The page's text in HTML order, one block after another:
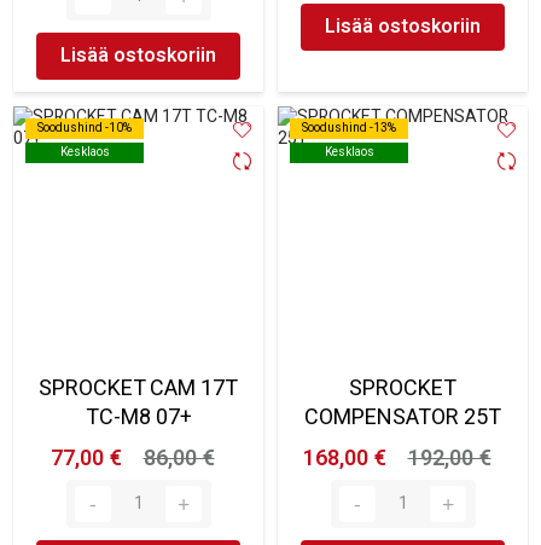
Lisää ostoskoriin
Lisää ostoskoriin
Soodushind -10%
Kesklaos
Soodushind -10%
Kesklaos
SPROCKET CAM 17T
TC-M8 07+
77,00 €
86,00 €
Soodushind -13%
Kesklaos
Soodushind -13%
Kesklaos
SPROCKET
COMPENSATOR 25T
168,00 €
192,00 €